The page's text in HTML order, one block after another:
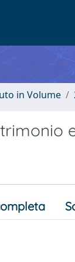
in Volume